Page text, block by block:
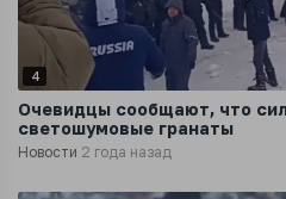
4
Очевидцы сообщают, что
светошумовые гранаты
Новости 2 года назад